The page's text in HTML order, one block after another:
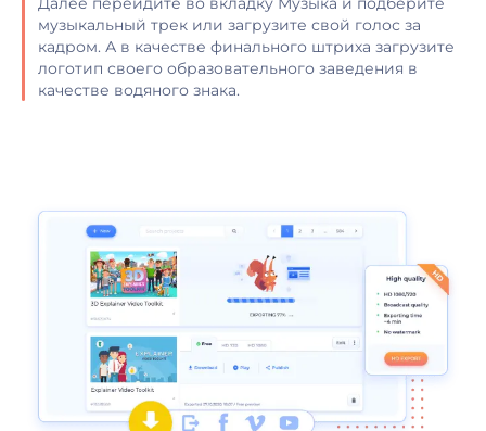
музыкальный трек или загрузите свой голос за
кадром. А в качестве финального штриха загрузите
логотип своего образовательного заведения в
качестве водяного знака.